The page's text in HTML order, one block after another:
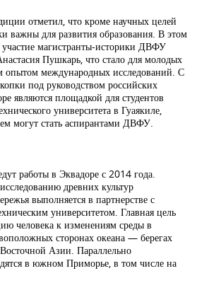
отметил, что кроме научных целей
важны для развития образования. В этом
магистранты-историки ДВФУ
Пушкарь, что стало для молодых
международных исследований. С
под руководством российских
являются площадкой для студентов
университета в Гуаякиле,
могут стать аспирантами ДВФУ.
работы в Эквадоре с 2014 года.
древних культур
выполняется в партнерстве с
университетом. Главная цель
человека к изменениям среды в
сторонах океана — берегах
Азии. Параллельно
в южном Приморье, в том числе на